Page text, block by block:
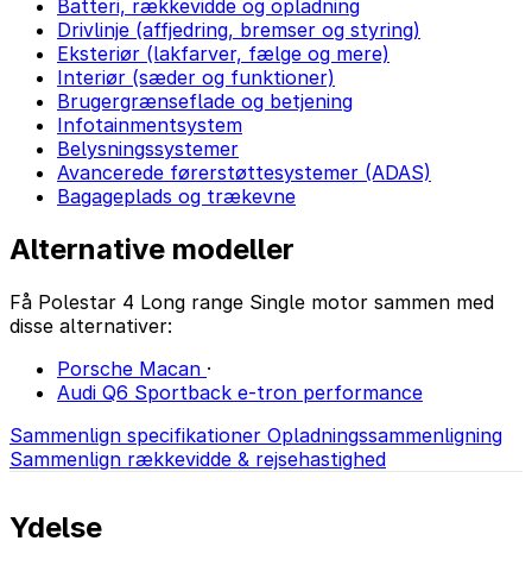
Batteri, rækkevidde og opladning
Drivlinje (affjedring, bremser og styring)
Eksteriør (lakfarver, fælge og mere)
Interiør (sæder og funktioner)
Brugergrænseflade og betjening
Infotainmentsystem
Belysningssystemer
Avancerede førerstøttesystemer (ADAS)
Bagageplads og trækevne
Alternative modeller
Få Polestar 4 Long range Single motor sammen med
disse alternativer:
Porsche Macan ·
Audi Q6 Sportback e-tron performance
Sammenlign specifikationer Opladningssammenligning
Sammenlign rækkevidde & rejsehastighed
Ydelse